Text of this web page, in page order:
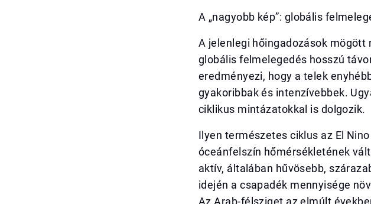
A „nagyobb kép”: globális
A jelenlegi hőingadozások
globális felmelegedés hosszú
eredményezi, hogy a telek
gyakoribbak és intenzívebbek.
ciklikus mintázatokkal is dolgozik.
Ilyen természetes ciklus az El
óceánfelszín hőmérsékletének
aktív, általában hűvösebb,
idején a csapadék mennyisége
Az Arab-félsziget az elmúlt